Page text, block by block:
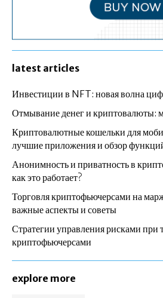
latest articles
Инвестиции в NFT: новая волна
Отмывание денег и криптовалюты:
Криптовалютные кошельки для
лучшие приложения и обзор
Анонимность и приватность в
как это работает?
Торговля криптофьючерсами на
важные аспекты и советы
Стратегии управления рисками при
криптофьючерсами
explore more